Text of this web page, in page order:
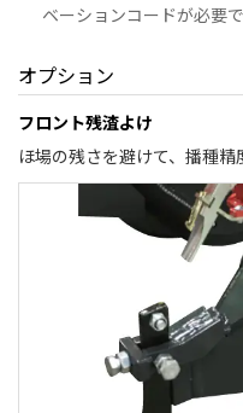
ベーションコードが必要で
オプション
フロント残渣よけ
ほ場の残さを避けて、播種精